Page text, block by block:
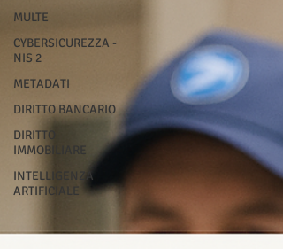
MULTE
CYBERSICUREZZA -
NIS 2
METADATI
DIRITTO BANCARIO
DIRITTO
IMMOBILIARE
INTELLIGENZA
ARTIFICIALE